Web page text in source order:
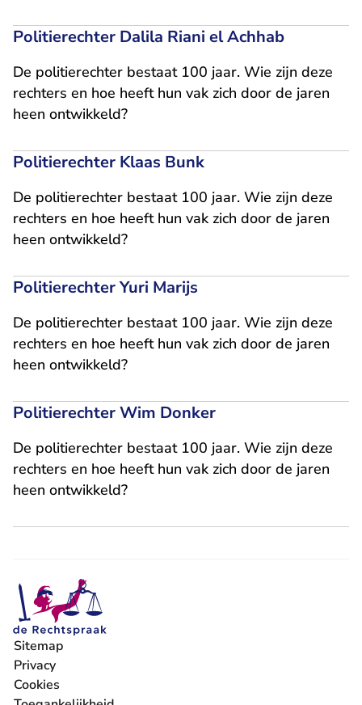
Politierechter Dalila Riani el Achhab
De politierechter bestaat 100 jaar. Wie zijn deze
rechters en hoe heeft hun vak zich door de jaren
heen ontwikkeld?
Politierechter Klaas Bunk
De politierechter bestaat 100 jaar. Wie zijn deze
rechters en hoe heeft hun vak zich door de jaren
heen ontwikkeld?
Politierechter Yuri Marijs
De politierechter bestaat 100 jaar. Wie zijn deze
rechters en hoe heeft hun vak zich door de jaren
heen ontwikkeld?
Politierechter Wim Donker
De politierechter bestaat 100 jaar. Wie zijn deze
rechters en hoe heeft hun vak zich door de jaren
heen ontwikkeld?
Sitemap
Privacy
Cookies